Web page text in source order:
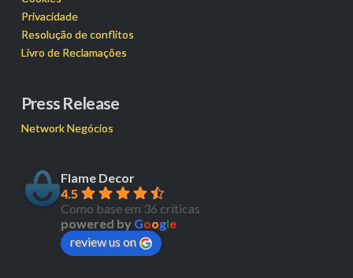
Privacidade
Resolução de conflitos
Livro de Reclamações
Press Release
Network Negócios
Flame Decor
4.5
Como base em 36 críticas
powered by Google
review us on